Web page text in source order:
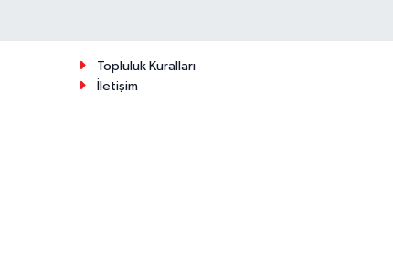
Topluluk Kuralları
İletişim